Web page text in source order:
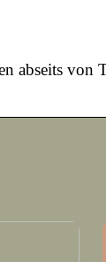
abseits von